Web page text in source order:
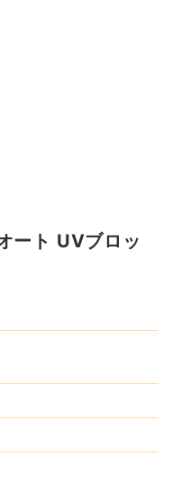
ート UVブロッ